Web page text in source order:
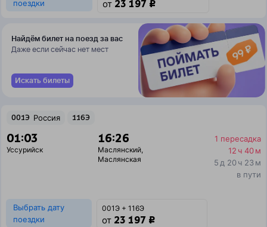
поездки
от 23 197 ₽
Найдём билет на поезд за вас
Даже если сейчас нет мест
Искать билеты
001Э Россия 116Э
01:03
Уссурийск
16:26
Маслянский,
Маслянская
1 пересадка
12 ч 40 м
5 д 20 ч 23 м
в пути
Выбрать дату
поездки
001Э + 116Э
от 23 197 ₽